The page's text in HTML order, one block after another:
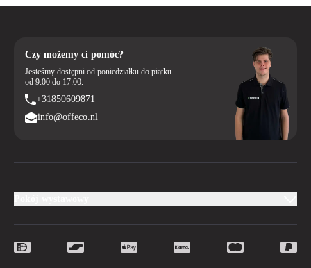
Czy możemy ci pomóc?
Jesteśmy dostępni od poniedziałku do piątku
od 9:00 do 17:00.
+31850609871
info@offeco.nl